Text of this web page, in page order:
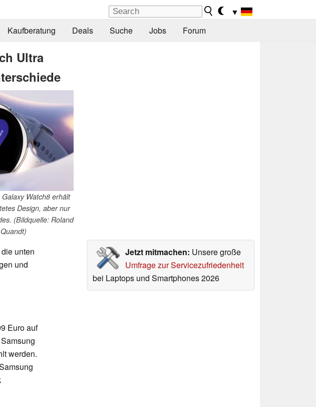
▼
Kaufberatung Deals Suche Jobs Forum
Ultra
Watch8 erhält
Design, aber nur
(Bildquelle: Roland
Quandt)
Jetzt mitmachen: Unsere große
Umfrage zur Servicezufriedenheit
bei Laptops und Smartphones 2026
die unten
und
Euro auf
werden.